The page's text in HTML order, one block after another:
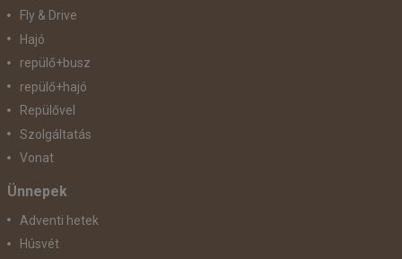
Fly & Drive
Hajó
repülő+busz
repülő+hajó
Repülővel
Szolgáltatás
Vonat
Ünnepek
Adventi hetek
Húsvét